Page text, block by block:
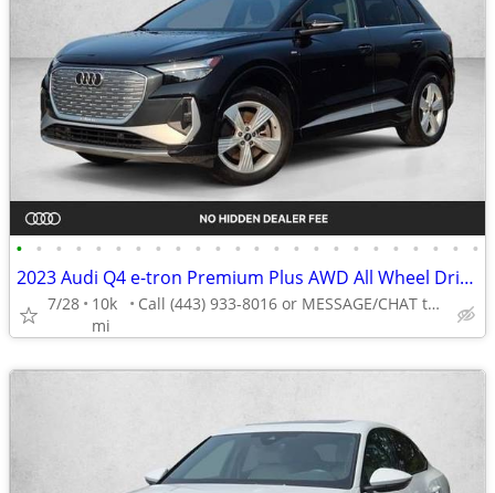
• • • • • • • • • • • • • • • • • • • • • • • •
2023 Audi Q4 e-tron Premium Plus AWD All Wheel Drive Certified SUV Electric AUTO
7/28
10k
mi
Call (443) 933-8016 or MESSAGE/CHAT to confirm availability